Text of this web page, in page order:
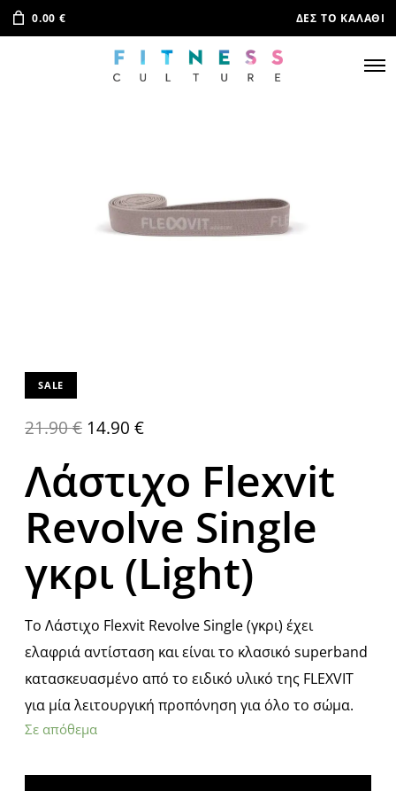
0.00 € ΔΕΣ ΤΟ ΚΑΛΆΘΙ
SALE
21.90€ 14.90 €
Λάστιχο Flexvit
Revolve Single
γκρι (Light)
Το Λάστιχο Flexvit Revolve Single (γκρι) έχει
ελαφριά αντίσταση και είναι το κλασικό superband
κατασκευασμένο από το ειδικό υλικό της FLEXVIT
για μία λειτουργική προπόνηση για όλο το σώμα.
Σε απόθεμα